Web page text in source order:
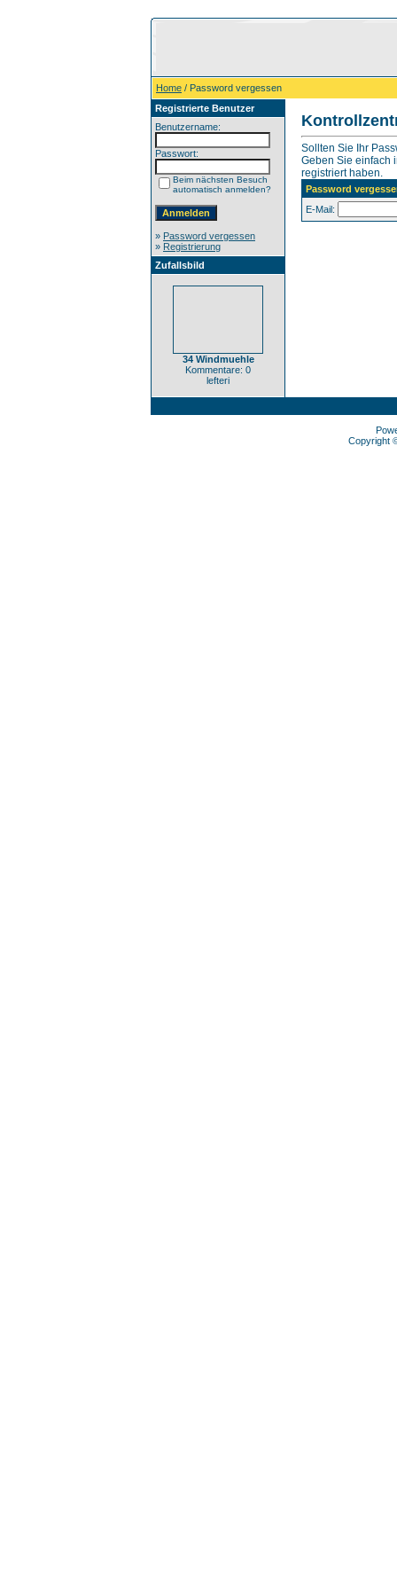
Home / Password vergessen
Registrierte Benutzer
Benutzername:
Passwort:
Beim nächsten Besuch
automatisch anmelden?
» Password vergessen
» Registrierung
Zufallsbild
34 Windmuehle
Kommentare: 0
lefteri
Sollten Sie Ihr
Geben Sie einfach
registriert haben.
Password
E-Mail:
Copyright